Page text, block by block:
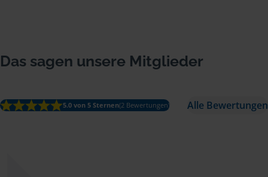
Das sagen unsere Mitglieder
5.0 von 5 Sternen(2 Bewertungen) Alle Bewertungen